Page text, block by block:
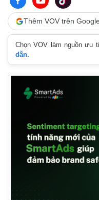
Thêm VOV trên
Chọn VOV làm nguồn ưu
dẫn.